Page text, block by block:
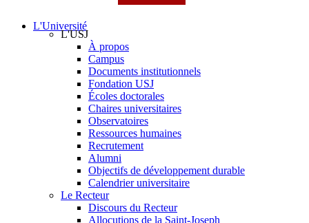
L'Université
L'USJ
À propos
Campus
Documents institutionnels
Fondation USJ
Écoles doctorales
Chaires universitaires
Observatoires
Ressources humaines
Recrutement
Alumni
Objectifs de développement durable
Calendrier universitaire
Le Recteur
Discours du Recteur
Allocutions de la Saint-Joseph